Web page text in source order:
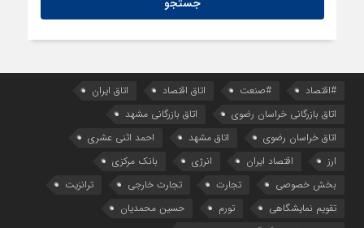
#اقتصاد #صنعت اتاق اقتصاد
اتاق ایران
اتاق بازرگانی خراسان رضوی
اتاق بازرگانی مشهد
اتاق خراسان رضوی
اتاق مشهد
احمد اثنی عشری
ارز
اقتصاد ایران انرژی
بانک مرکزی
بخش خصوصی
تجارت تجارت خارجی
ترانزیت
تقویم نمایشگاهی
تورم
حسین محمدیان